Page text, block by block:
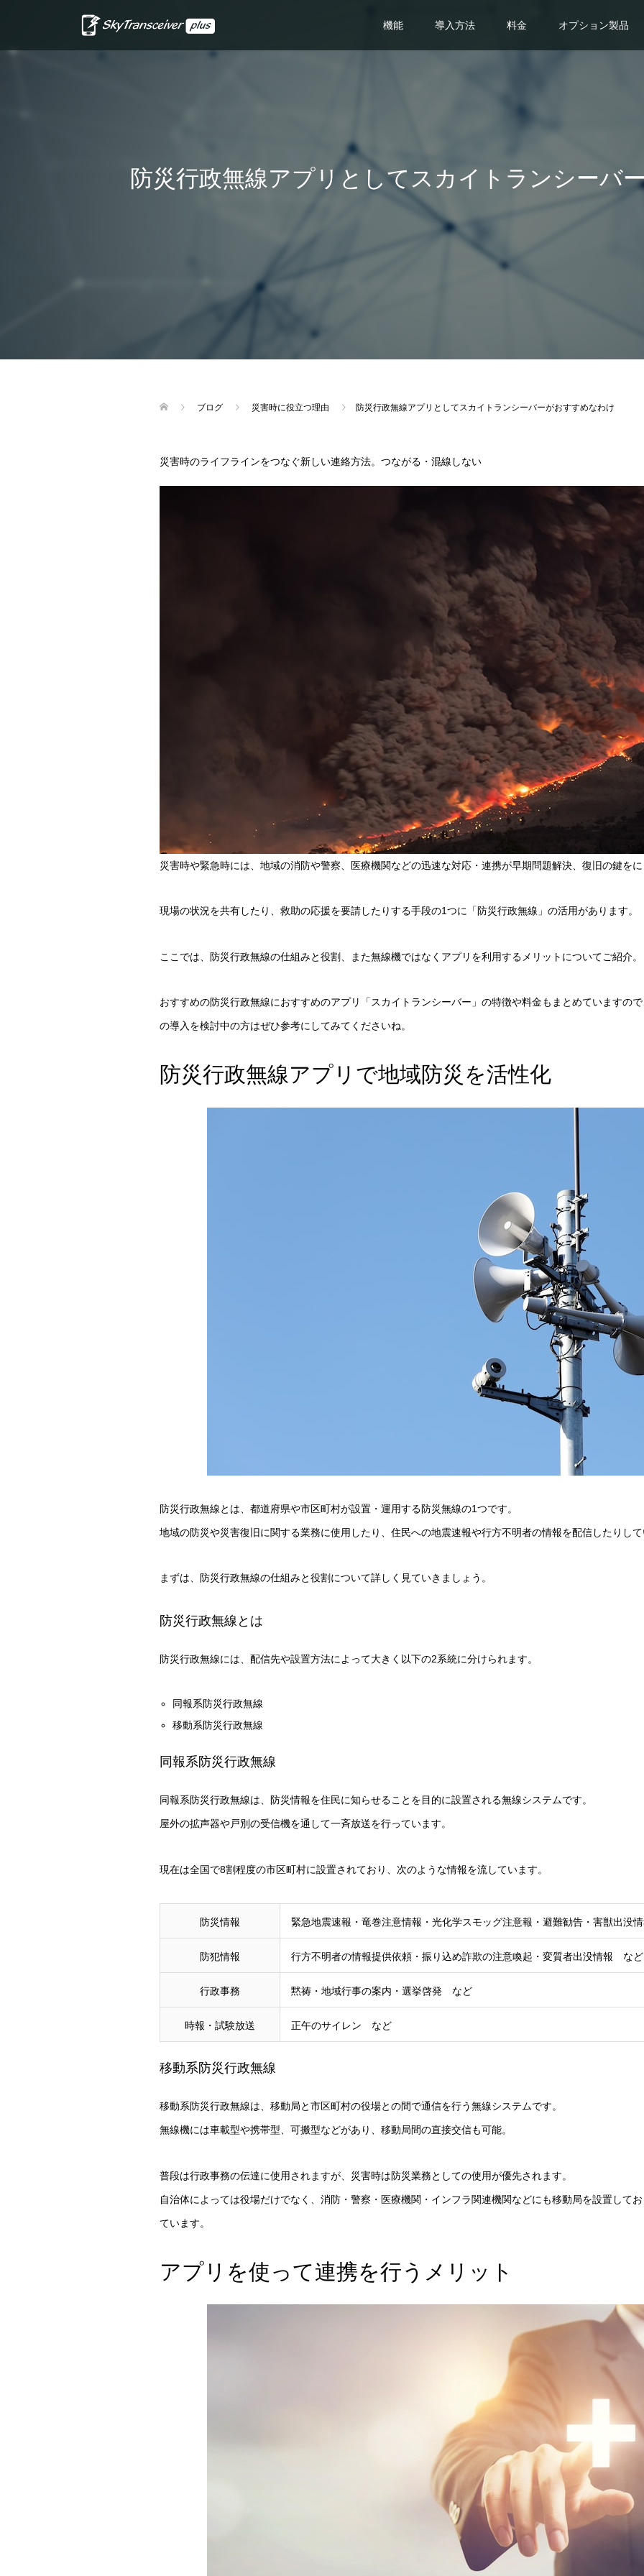
機能 導入方法 料金 オプション製品
防災行政無線アプリとしてスカイトランシーバ
ブログ 災害時に役立つ理由 防災行政無線アプリとしてスカイトランシーバーがおすすめなわけ
災害時のライフラインをつなぐ新しい連絡方法。つながる・混線しない
災害時や緊急時には、地域の消防や警察、医療機関などの迅速な対応・連携が早期問題解決、復旧の鍵を
現場の状況を共有したり、救助の応援を要請したりする手段の1つに「防災行政無線」の活用があります。
ここでは、防災行政無線の仕組みと役割、また無線機ではなくアプリを利用するメリットについてご紹介。
おすすめの防災行政無線におすすめのアプリ「スカイトランシーバー」の特徴や料金もまとめていますの
の導入を検討中の方はぜひ参考にしてみてくださいね。
防災行政無線アプリで地域防災を活性化
防災行政無線とは、都道府県や市区町村が設置・運用する防災無線の1つです。
地域の防災や災害復旧に関する業務に使用したり、住民への地震速報や行方不明者の情報を配信したりし
まずは、防災行政無線の仕組みと役割について詳しく見ていきましょう。
防災行政無線とは
防災行政無線には、配信先や設置方法によって大きく以下の2系統に分けられます。
同報系防災行政無線
移動系防災行政無線
同報系防災行政無線
同報系防災行政無線は、防災情報を住民に知らせることを目的に設置される無線システムです。
屋外の拡声器や戸別の受信機を通して一斉放送を行っています。
現在は全国で8割程度の市区町村に設置されており、次のような情報を流しています。
防災情報 緊急地震速報・竜巻注意情報・光化学スモッグ注意報・避難勧告・害獣出没
防犯情報 行方不明者の情報提供依頼・振り込め詐欺の注意喚起・変質者出没情報 など
行政事務 黙祷・地域行事の案内・選挙啓発 など
時報・試験放送 正午のサイレン など
移動系防災行政無線
移動系防災行政無線は、移動局と市区町村の役場との間で通信を行う無線システムです。
無線機には車載型や携帯型、可搬型などがあり、移動局間の直接交信も可能。
普段は行政事務の伝達に使用されますが、災害時は防災業務としての使用が優先されます。
自治体によっては役場だけでなく、消防・警察・医療機関・インフラ関連機関などにも移動局を設置して
ています。
アプリを使って連携を行うメリット